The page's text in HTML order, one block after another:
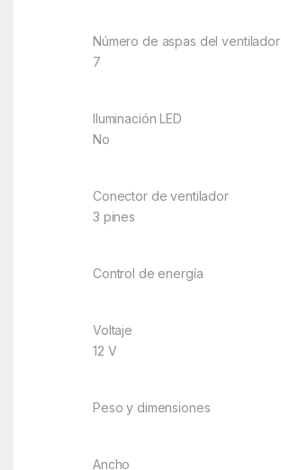
Número de aspas del ventilador
7
Iluminación LED
No
Conector de ventilador
3 pines
Control de energía
Voltaje
12 V
Peso y dimensiones
Ancho